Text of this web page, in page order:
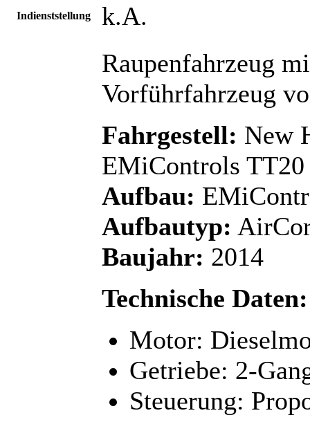
Indienststellung
k.A.
Raupenfahrzeug
Vorführfahrzeug
Fahrgestell: New
EMiControls
Aufbau:
Aufbautyp:
Baujahr: 2014
Technische Daten:
Motor:
Getriebe: 2-
Steuerung: